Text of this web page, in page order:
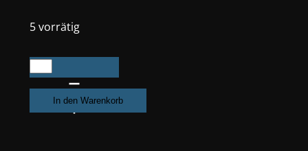
5 vorrätig
FINIXA
Profi
Poliermaschine
POL55
In den Warenkorb